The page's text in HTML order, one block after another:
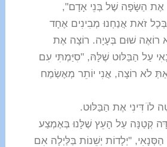
אֶת הַשָּׂפָה שֶׁל בְּנֵי אָדָם",
זֹאת אֲנַחְנוּ מְבִינִים אֶחָד
רוֹאֶה שׁוּם בְּעָיָה. רוֹצָה אֶת
עַל הַבַּלּוּט שֶׁלָּהּ, "סִיַּמְתִּי עִם
לֹא רוֹצָה, אֲנִי יוֹתֵר מְאֶשְׂמַח
לוֹֹ דִּינִי אֶת הַבַּלּוּט.
קְטַנָּה עַל הָעֵץ שֶׁלָּנוּ בְּאֶמְצַע
הַסְּנָאִי, "יְלָדוֹת יְשֵׁנוֹת בַּלַּיְלָה אִם